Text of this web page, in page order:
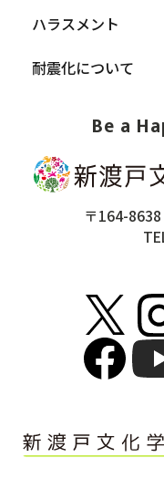
Be a
〒164-
ハラスメント
耐震化について